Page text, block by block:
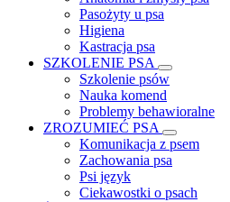
Pasożyty u psa
Higiena
Kastracja psa
SZKOLENIE PSA
Szkolenie psów
Nauka komend
Problemy behawioralne
ZROZUMIEĆ PSA
Komunikacja z psem
Zachowania psa
Psi język
Ciekawostki o psach